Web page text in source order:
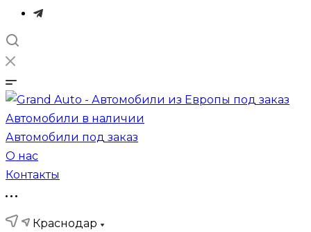
Автомобили в наличии
Автомобили под заказ
О нас
Контакты
Краснодар